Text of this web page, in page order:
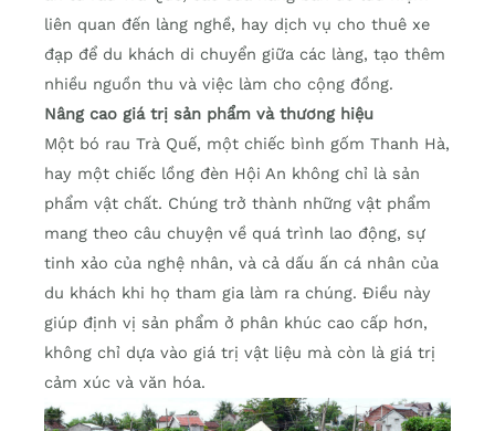
liên quan đến làng nghề, hay dịch vụ cho thuê xe
đạp để du khách di chuyển giữa các làng, tạo thêm
nhiều nguồn thu và việc làm cho cộng đồng.
Nâng cao giá trị sản phẩm và thương hiệu
Một bó rau Trà Quế, một chiếc bình gốm Thanh Hà,
hay một chiếc lồng đèn Hội An không chỉ là sản
phẩm vật chất. Chúng trở thành những vật phẩm
mang theo câu chuyện về quá trình lao động, sự
tinh xảo của nghệ nhân, và cả dấu ấn cá nhân của
du khách khi họ tham gia làm ra chúng. Điều này
giúp định vị sản phẩm ở phân khúc cao cấp hơn,
không chỉ dựa vào giá trị vật liệu mà còn là giá trị
cảm xúc và văn hóa.